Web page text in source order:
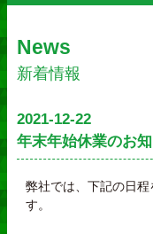
News
新着情報
2021-12-22
年末年始休業のお知
弊社では、下記の日
す。